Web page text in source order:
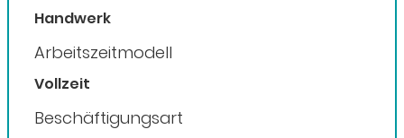
Handwerk
Arbeitszeitmodell
Vollzeit
Beschäftigungsart